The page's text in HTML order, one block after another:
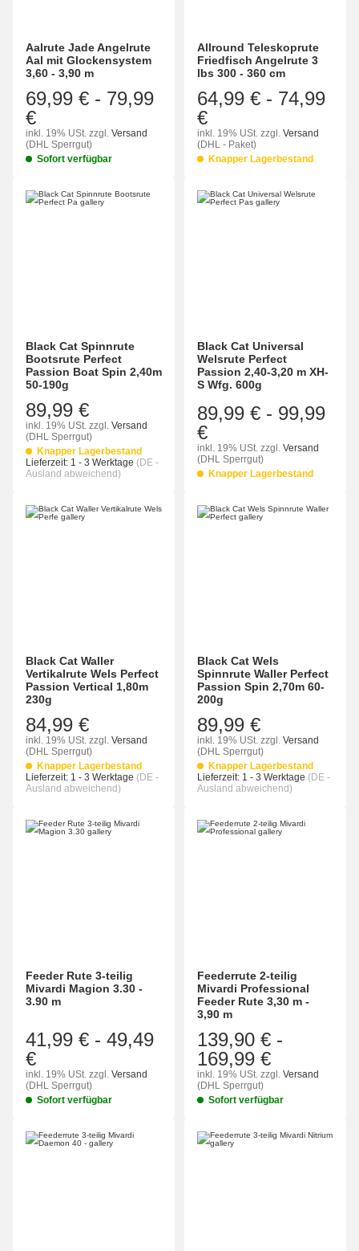
Aalrute Jade Angelrute
Aal mit Glockensystem
3,60 - 3,90 m
69,99 € - 79,99
€
inkl. 19% USt. zzgl. Versand
(DHL Sperrgut)
Sofort verfügbar
Allround Teleskoprute
Friedfisch Angelrute 3
lbs 300 - 360 cm
64,99 € - 74,99
€
inkl. 19% USt. zzgl. Versand
(DHL - Paket)
Knapper Lagerbestand
Black Cat Spinnrute
Bootsrute Perfect
Passion Boat Spin 2,40m
50-190g
89,99 €
inkl. 19% USt. zzgl. Versand
(DHL Sperrgut)
Knapper Lagerbestand
Lieferzeit: 1 - 3 Werktage (DE -
Ausland abweichend)
Black Cat Universal
Welsrute Perfect
Passion 2,40-3,20 m XH-
S Wfg. 600g
89,99 € - 99,99
€
inkl. 19% USt. zzgl. Versand
(DHL Sperrgut)
Knapper Lagerbestand
Black Cat Waller
Vertikalrute Wels Perfect
Passion Vertical 1,80m
230g
84,99 €
inkl. 19% USt. zzgl. Versand
(DHL Sperrgut)
Knapper Lagerbestand
Lieferzeit: 1 - 3 Werktage (DE -
Ausland abweichend)
Black Cat Wels
Spinnrute Waller Perfect
Passion Spin 2,70m 60-
200g
89,99 €
inkl. 19% USt. zzgl. Versand
(DHL Sperrgut)
Knapper Lagerbestand
Lieferzeit: 1 - 3 Werktage (DE -
Ausland abweichend)
Feeder Rute 3-teilig
Mivardi Magion 3.30 -
3.90 m
41,99 € - 49,49
€
inkl. 19% USt. zzgl. Versand
(DHL Sperrgut)
Sofort verfügbar
Feederrute 2-teilig
Mivardi Professional
Feeder Rute 3,30 m -
3,90 m
139,90 € -
169,99 €
inkl. 19% USt. zzgl. Versand
(DHL Sperrgut)
Sofort verfügbar